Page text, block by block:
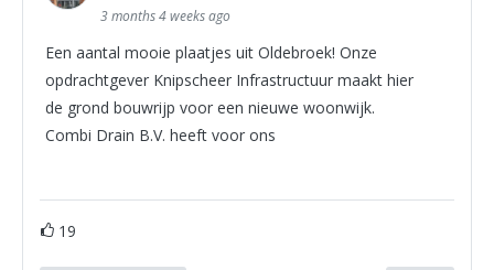
3 months 4 weeks ago
Een aantal mooie plaatjes uit Oldebroek! Onze
opdrachtgever Knipscheer Infrastructuur maakt hier
de grond bouwrijp voor een nieuwe woonwijk.
Combi Drain B.V. heeft voor ons
19